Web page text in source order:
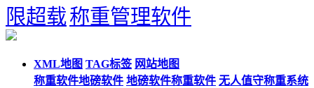
限超载称重管理软件
XML地图 TAG标签 网站地图
称重软件地磅软件 地磅软件称重软件 无人值守称重系统